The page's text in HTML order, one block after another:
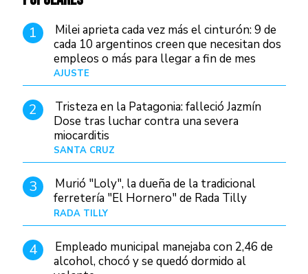
1
Milei aprieta cada vez más el cinturón: 9 de
cada 10 argentinos creen que necesitan dos
empleos o más para llegar a fin de mes
AJUSTE
2
Tristeza en la Patagonia: falleció Jazmín
Dose tras luchar contra una severa
miocarditis
SANTA CRUZ
3
Murió "Loly", la dueña de la tradicional
ferretería "El Hornero" de Rada Tilly
RADA TILLY
4
Empleado municipal manejaba con 2,46 de
alcohol, chocó y se quedó dormido al